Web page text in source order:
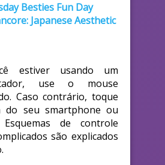
Besties Fun Day
Japanese Aesthetic
estiver usando um
use o mouse
Caso contrário, toque
do seu smartphone ou
de controle
são explicados